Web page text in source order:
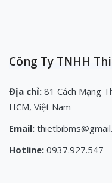
Công Ty TNHH
Địa chỉ: 81 Cách Mạng
HCM, Việt Nam
Email:
Hotline: 0937.927.547